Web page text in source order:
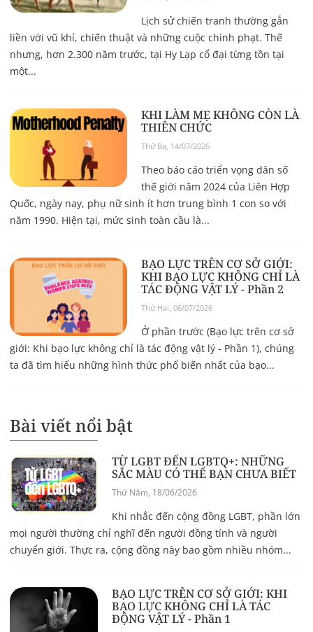
Lịch sử chiến tranh thường gắn
liền với vũ khí, chiến thuật và những cuộc chinh phạt. Thế
nhưng, hơn 2.300 năm trước, tại Hy Lạp cổ đại từng tồn tại
một...
KHI LÀM MẸ KHÔNG CÒN LÀ
THIÊN CHỨC
Thứ Ba, 14/07/2026
Theo báo cáo triển vọng dân số
thế giới năm 2024 của Liên Hợp
Quốc, ngày nay, phụ nữ sinh ít hơn trung bình 1 con so với
năm 1990. Hiện tại, mức sinh toàn cầu là...
BẠO LỰC TRÊN CƠ SỞ GIỚI:
KHI BẠO LỰC KHÔNG CHỈ LÀ
TÁC ĐỘNG VẬT LÝ - Phần 2
Thứ Hai, 06/07/2026
Ở phần trước (Bạo lực trên cơ sở
giới: Khi bạo lực không chỉ là tác động vật lý - Phần 1), chúng
ta đã tìm hiểu những hình thức phổ biến nhất của bạo...
Bài viết nổi bật
TỪ LGBT ĐẾN LGBTQ+: NHỮNG
SẮC MÀU CÓ THỂ BẠN CHƯA BIẾT
Thứ Năm, 18/06/2026
Khi nhắc đến cộng đồng LGBT, phần lớn
mọi người thường chỉ nghĩ đến người đồng tính và người
chuyển giới. Thực ra, cộng đồng này bao gồm nhiều nhóm...
BẠO LỰC TRÊN CƠ SỞ GIỚI: KHI
BẠO LỰC KHÔNG CHỈ LÀ TÁC
ĐỘNG VẬT LÝ - Phần 1